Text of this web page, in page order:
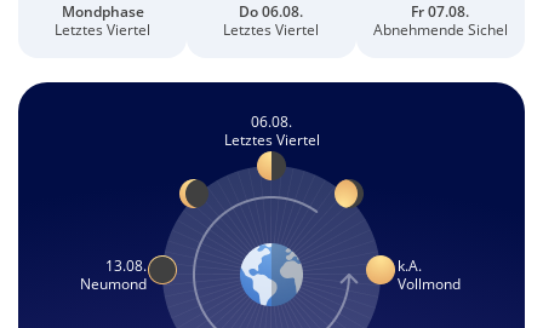
Mondphase
Letztes Viertel
Do 06.08.
Letztes Viertel
Fr 07.08.
Abnehmende Sichel
06.08.
Letztes Viertel
13.08.
Neumond
k.A.
Vollmond